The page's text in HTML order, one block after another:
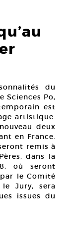
du
Sciences Po,
est
artistique.
deux
en France.
remis à
dans la
où seront
le Comité
Jury, sera
issues du